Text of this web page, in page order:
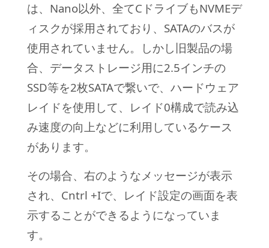
は、Nano以外、全てCドライブもNVMEデ
ィスクが採用されており、SATAのバスが
使用されていません。しかし旧製品の場
合、データストレージ用に2.5インチの
SSD等を2枚SATAで繋いで、ハードウェア
レイドを使用して、レイド0構成で読み込
み速度の向上などに利用しているケース
があります。
その場合、右のようなメッセージが表示
され、Cntrl +Iで、レイド設定の画面を表
示することができるようになっていま
す。